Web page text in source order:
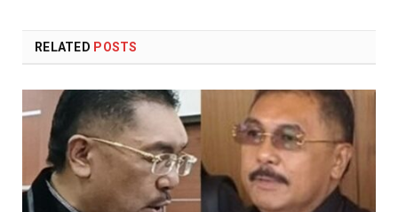
RELATED POSTS